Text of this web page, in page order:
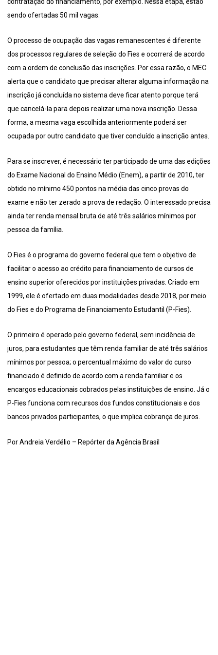
contratação do financiamento, por exemplo. Nessa etapa, estão
sendo ofertadas 50 mil vagas.
O processo de ocupação das vagas remanescentes é diferente
dos processos regulares de seleção do Fies e ocorrerá de acordo
com a ordem de conclusão das inscrições. Por essa razão, o MEC
alerta que o candidato que precisar alterar alguma informação na
inscrição já concluída no sistema deve ficar atento porque terá
que cancelá-la para depois realizar uma nova inscrição. Dessa
forma, a mesma vaga escolhida anteriormente poderá ser
ocupada por outro candidato que tiver concluído a inscrição antes.
Para se inscrever, é necessário ter participado de uma das edições
do Exame Nacional do Ensino Médio (Enem), a partir de 2010, ter
obtido no mínimo 450 pontos na média das cinco provas do
exame e não ter zerado a prova de redação. O interessado precisa
ainda ter renda mensal bruta de até três salários mínimos por
pessoa da família.
O Fies é o programa do governo federal que tem o objetivo de
facilitar o acesso ao crédito para financiamento de cursos de
ensino superior oferecidos por instituições privadas. Criado em
1999, ele é ofertado em duas modalidades desde 2018, por meio
do Fies e do Programa de Financiamento Estudantil (P-Fies).
O primeiro é operado pelo governo federal, sem incidência de
juros, para estudantes que têm renda familiar de até três salários
mínimos por pessoa; o percentual máximo do valor do curso
financiado é definido de acordo com a renda familiar e os
encargos educacionais cobrados pelas instituições de ensino. Já o
P-Fies funciona com recursos dos fundos constitucionais e dos
bancos privados participantes, o que implica cobrança de juros.
Por Andreia Verdélio – Repórter da Agência Brasil